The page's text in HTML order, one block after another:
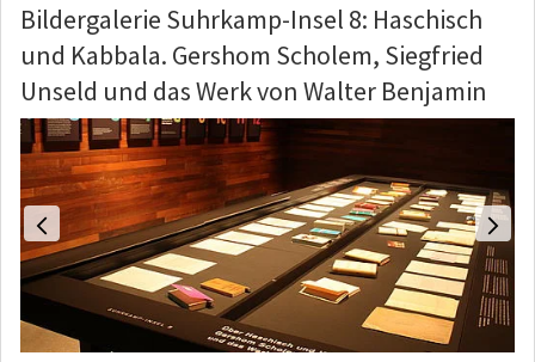
Bildergalerie Suhrkamp-Insel 8: Haschisch
und Kabbala. Gershom Scholem, Siegfried
Unseld und das Werk von Walter Benjamin